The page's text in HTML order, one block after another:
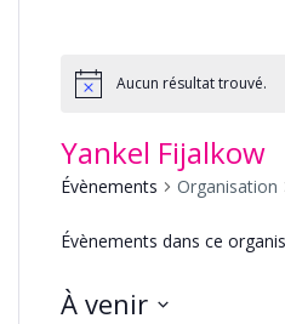
Aucun résultat trouvé.
Yankel Fijalkow
Évènements Organisation
Évènements dans ce
À venir